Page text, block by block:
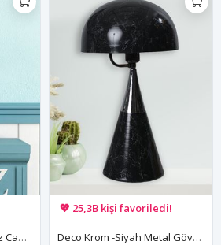
Casa Bakır Gövde Beyaz Camlı Tasarım Lüx Masa Lambası
🚚 Hızlı teslimat yapılıyor!
💖 25,3B kişi favoriledi!
💸 Sepette 100 TL indirim!
Deco Krom -Siyah Metal Gövde Tasarım Lüx Masa Lambası